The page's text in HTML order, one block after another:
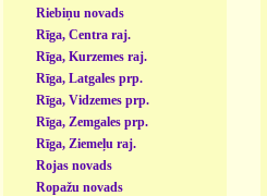
Riebiņu novads
Rīga, Centra raj.
Rīga, Kurzemes raj.
Rīga, Latgales prp.
Rīga, Vidzemes prp.
Rīga, Zemgales prp.
Rīga, Ziemeļu raj.
Rojas novads
Ropažu novads